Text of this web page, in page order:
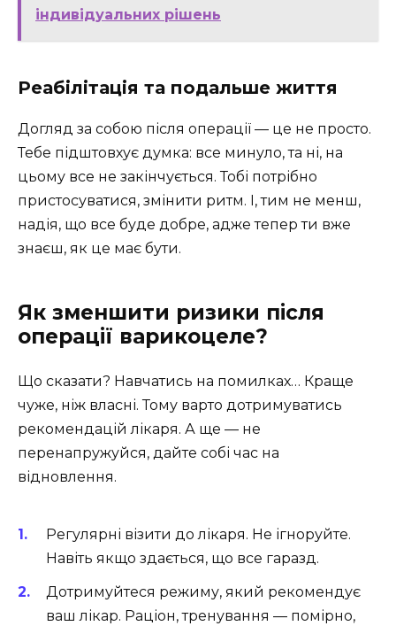
індивідуальних рішень
Реабілітація та подальше життя
Догляд за собою після операції — це не просто.
Тебе підштовхує думка: все минуло, та ні, на
цьому все не закінчується. Тобі потрібно
пристосуватися, змінити ритм. І, тим не менш,
надія, що все буде добре, адже тепер ти вже
знаєш, як це має бути.
Як зменшити ризики після
операції варикоцеле?
Що сказати? Навчатись на помилках… Краще
чуже, ніж власні. Тому варто дотримуватись
рекомендацій лікаря. А ще — не
перенапружуйся, дайте собі час на
відновлення.
Регулярні візити до лікаря. Не ігноруйте.
Навіть якщо здається, що все гаразд.
Дотримуйтеся режиму, який рекомендує
ваш лікар. Раціон, тренування — помірно,